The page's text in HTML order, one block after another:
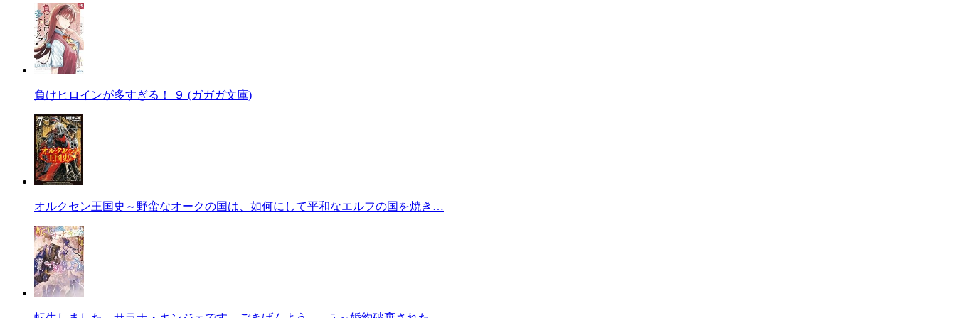
負けヒロインが多すぎる！ ９ (ガガガ文庫)
オルクセン王国史～野蛮なオークの国は、如何にして平和なエルフの国を焼き…